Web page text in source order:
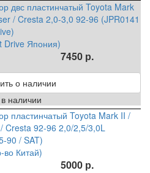
двс пластинчатый Toyota Mark
/ Cresta 2,0-3,0 92-96 (JPR0141
Drive Япония)
7450 р.
о наличии
наличии
пластинчатый Toyota Mark II /
Cresta 92-96 2,0/2,5/3,0L
90 / SAT)
во Китай)
5000 р.